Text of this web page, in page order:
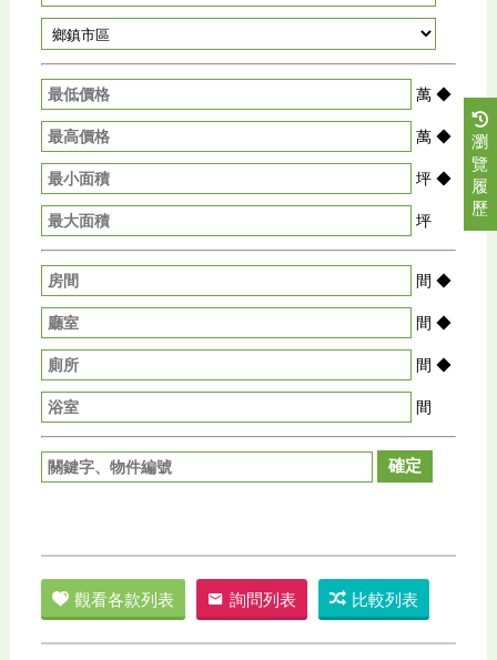
萬◆
萬◆
坪◆
坪
間◆
間◆
間◆
間
確定
觀看各款列表 詢問列表 比較列表
瀏
覽
履
歷